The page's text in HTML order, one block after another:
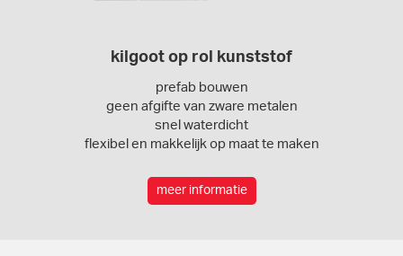
kilgoot op rol kunststof
prefab bouwen
geen afgifte van zware metalen
snel waterdicht
flexibel en makkelijk op maat te maken
meer informatie